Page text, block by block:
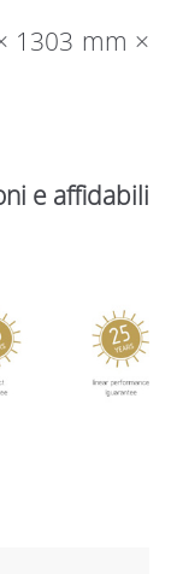
1303 mm ×
e affidabili